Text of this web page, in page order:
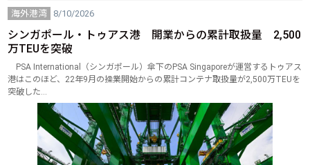
海外港湾 8/10/2026
シンガポール・トゥアス港 開業からの累計取扱量 2,500
万TEUを突破
PSA International（シンガポール）傘下のPSA Singaporeが運営するトゥアス
港はこのほど、22年9月の操業開始からの累計コンテナ取扱量が2,500万TEUを
突破した…